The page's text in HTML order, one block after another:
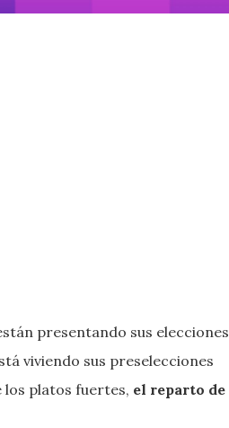
presentando sus elecciones
viviendo sus preselecciones
los platos fuertes, el reparto de